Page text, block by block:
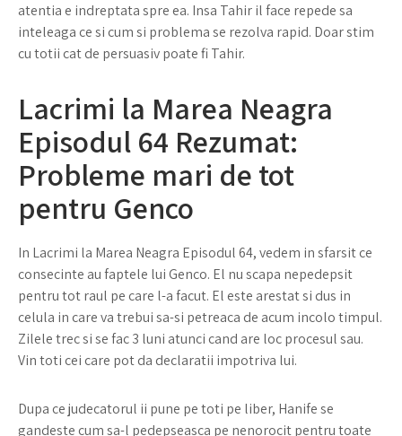
atentia e indreptata spre ea. Insa Tahir il face repede sa
inteleaga ce si cum si problema se rezolva rapid. Doar stim
cu totii cat de persuasiv poate fi Tahir.
Lacrimi la Marea Neagra
Episodul 64 Rezumat:
Probleme mari de tot
pentru Genco
In Lacrimi la Marea Neagra Episodul 64, vedem in sfarsit ce
consecinte au faptele lui Genco. El nu scapa nepedepsit
pentru tot raul pe care l-a facut. El este arestat si dus in
celula in care va trebui sa-si petreaca de acum incolo timpul.
Zilele trec si se fac 3 luni atunci cand are loc procesul sau.
Vin toti cei care pot da declaratii impotriva lui.
Dupa ce judecatorul ii pune pe toti pe liber, Hanife se
gandeste cum sa-l pedepseasca pe nenorocit pentru toate